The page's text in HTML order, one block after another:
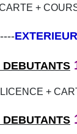
+
----
DEBUTANTS
+
DEBUTANTS